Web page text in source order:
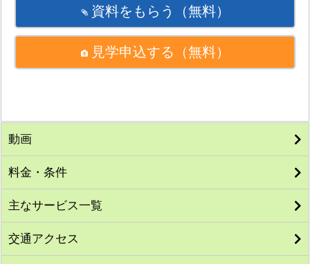
資料をもらう （無料）
見学申込する （無料）
動画
料金・条件
主なサービス一覧
交通アクセス